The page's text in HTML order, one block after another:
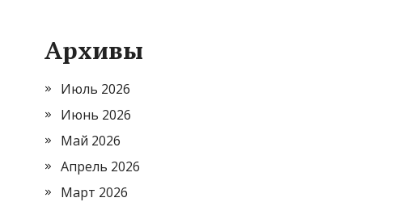
Архивы
Июль 2026
Июнь 2026
Май 2026
Апрель 2026
Март 2026